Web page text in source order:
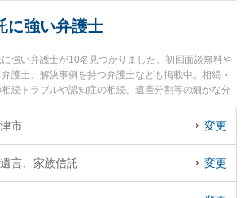
に強い弁護士
強い弁護士が10名見つかりました。初回面談無料や
護士、解決事例を持つ弁護士なども掲載中。相続・
続トラブルや認知症の相続、遺産分割等の細かな分
便利です。特に三重合同法律事務所の村田 正人弁護
ア法律事務所の吉川 明奈弁護士、ベリーベスト法律
い』『家族信託のトラブル解決の実績豊富な近くの
回相談無料で家族信託を法律相談できる津市内の弁
どでお困りの相談者さんにおすすめです。
市 変更
言、家族信託 変更